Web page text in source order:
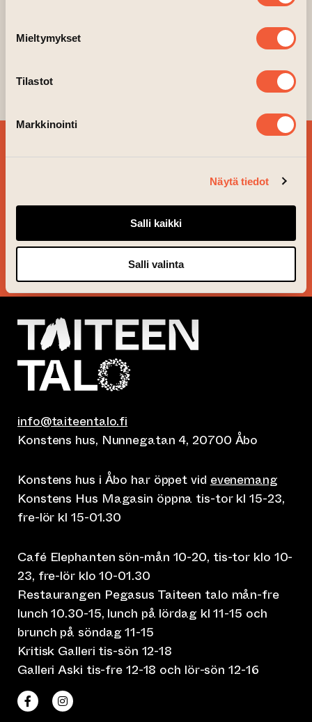
Mieltymykset
Tilastot
Markkinointi
Näytä tiedot
Salli kaikki
Salli valinta
BESTÄLL VÅRT
info@taiteentalo.fi
Konstens hus, Nunnegatan 4, 20700 Åbo
Konstens hus i Åbo har öppet vid evenemang
Konstens Hus Magasin öppna tis-tor kl 15-23,
fre-lör kl 15-01.30
Café Elephanten sön-mån 10-20, tis-tor klo 10-
23, fre-lör klo 10-01.30
Restaurangen Pegasus Taiteen talo mån-fre
lunch 10.30-15, lunch på lördag kl 11-15 och
brunch på söndag 11-15
Kritisk Galleri tis-sön 12-18
Galleri Aski tis-fre 12-18 och lör-sön 12-16
Taiteen talo Facebookissa
(leder till annan webbtjänst)
Taiteen talo Instagramissa
(leder till annan webbtjänst)